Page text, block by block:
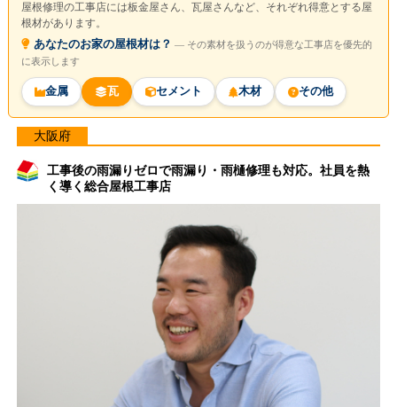
屋根修理の工事店には板金屋さん、瓦屋さんなど、それぞれ得意とする屋
根材があります。
あなたのお家の屋根材は？ ― その素材を扱うのが得意な工事店を優先的
に表示します
金属 瓦 セメント 木材 その他
大阪府
工事後の雨漏りゼロで雨漏り・雨樋修理も対応。社員を熱
く導く総合屋根工事店